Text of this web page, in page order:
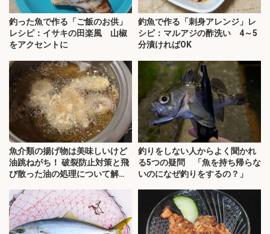
釣った魚で作る「ご飯のお供」
レシピ：イサキの田楽風 山椒
をアクセントに
釣魚で作る「刺身アレンジ」レ
シピ：マルアジの酢洗い 4～5
分漬ければOK
魚介類の揚げ物は美味しいけど
油跳ねがち！ 破裂防止対策と飛
び散った油の処理について解
釣りをしない人からよく聞かれ
る5つの疑問 「魚を持ち帰らな
いのになぜ釣りをするの？」